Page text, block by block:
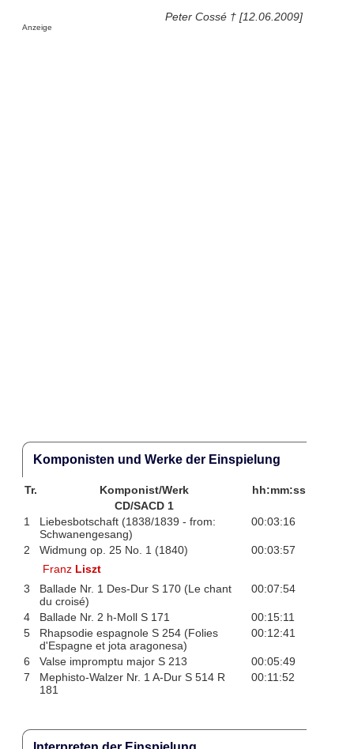
Peter Cossé † [12.06.2009]
Anzeige
Komponisten und Werke der Einspielung
Tr. Komponist/Werk
hh:mm:ss
CD/SACD 1
1
Liebesbotschaft (1838/1839 - from:
Schwanengesang)
00:03:16
2 Widmung op. 25 No. 1 (1840)
00:03:57
Franz Liszt
3
Ballade Nr. 1 Des-Dur S 170 (Le chant
du croisé)
00:07:54
4 Ballade Nr. 2 h-Moll S 171
00:15:11
5
Rhapsodie espagnole S 254 (Folies
d'Espagne et jota aragonesa)
00:12:41
6 Valse impromptu major S 213
00:05:49
7
Mephisto-Walzer Nr. 1 A-Dur S 514 R
181
00:11:52